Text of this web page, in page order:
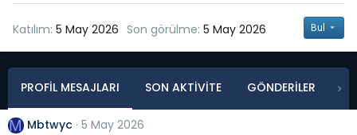
Katılım 5 May 2026 Son görülme 5 May 2026 Bul
PROFIL MESAJLARI SON AKTIVITE GÖNDERILER
M Mbtwyc 5 May 2026